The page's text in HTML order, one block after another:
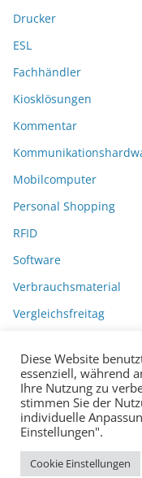
Drucker
ESL
Fachhändler
Kiosklösungen
Kommentar
Mobilcomputer
Personal Shopping
RFID
Software
Verbrauchsmaterial
Vergleichsfreitag
Diese Website
essenziell, während
Ihre Nutzung zu
stimmen Sie der
individuelle
Einstellungen".
Cookie Einstellungen